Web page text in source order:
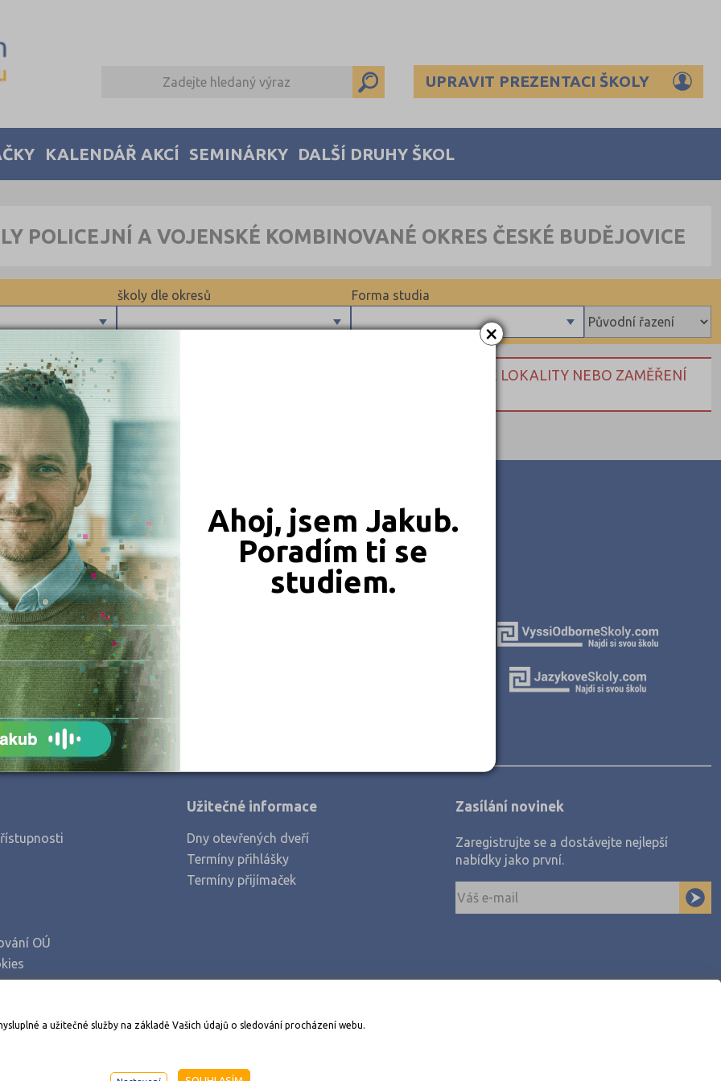
×
Ahoj, jsem Jakub.
Poradím ti se
studiem.
UPRAVIT PREZENTACI ŠKOLY
KALENDÁŘ AKCÍ SEMINÁRKY DALŠÍ DRUHY ŠKOL
POLICEJNÍ A VOJENSKÉ KOMBINOVANÉ OKRES ČESKÉ BUDĚJOVICE
Forma studia
školy dle okresů
Jihlava (1)
ZÁZNAMY, PŘEFORMULUJTE PROSÍM VÁŠ DOTAZ NEBO HLEDEJTE DLE LOKALITY NEBO ZAMĚŘENÍ
JSME TAM, KDE JSTE VY
Naše projekty
OÚ
Stáhněte si aplikaci Adresář škol
Užitečné informace
Dny otevřených dveří
Termíny přihlášky
Termíny přijímaček
Zasílání novinek
Zaregistrujte se a dostávejte nejlepší
nabídky jako první.
AMOS KamPoMaturite.cz, s.r.o., stránky vytvořilo
a užitečné služby na základě Vašich údajů o sledování procházení webu.